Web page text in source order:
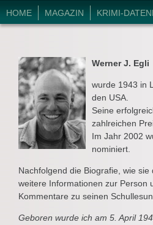
HOME MAGAZIN KRIMI-
Werner J. Egli
wurde 1943 in
den USA.
Seine
zahlreichen
Im Jahr 2002
nominiert.
Nachfolgend die Biografie, wie
weitere Informationen zur Person
Kommentare zu seinen
Geboren wurde ich am 5. April